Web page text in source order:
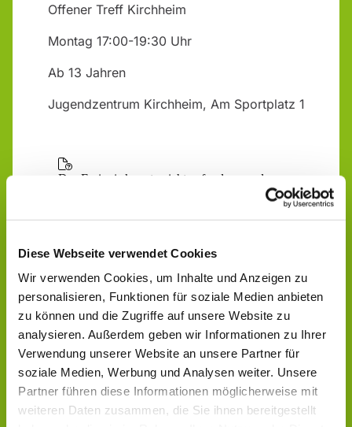
Diese Webseite verwendet Cookies
Wir verwenden Cookies, um Inhalte und Anzeigen zu
personalisieren, Funktionen für soziale Medien anbieten
zu können und die Zugriffe auf unsere Website zu
analysieren. Außerdem geben wir Informationen zu Ihrer
Verwendung unserer Website an unsere Partner für
soziale Medien, Werbung und Analysen weiter. Unsere
Partner führen diese Informationen möglicherweise mit
weiteren Daten zusammen, die Sie ihnen bereitgestellt
Offener Treff Kirchheim
Montag 17:00-19:30 Uhr
Ab 13 Jahren
Jugendzentrum Kirchheim, Am Sportplatz 1